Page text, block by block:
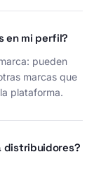
en mi perfil?
pueden
marcas que
plataforma.
distribuidores?